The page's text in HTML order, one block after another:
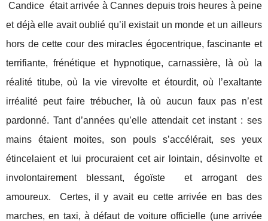
Candice était arrivée à Cannes depuis trois heures à peine
et déjà elle avait oublié qu’il existait un monde et un ailleurs
hors de cette cour des miracles égocentrique, fascinante et
terrifiante, frénétique et hypnotique, carnassière, là où la
réalité titube, où la vie virevolte et étourdit, où l’exaltante
irréalité peut faire trébucher, là où aucun faux pas n’est
pardonné. Tant d’années qu’elle attendait cet instant : ses
mains étaient moites, son pouls s’accélérait, ses yeux
étincelaient et lui procuraient cet air lointain, désinvolte et
involontairement blessant, égoïste
et arrogant des
amoureux.
Certes, il y avait eu cette arrivée en bas des
marches, en taxi, à défaut de voiture officielle (une arrivée